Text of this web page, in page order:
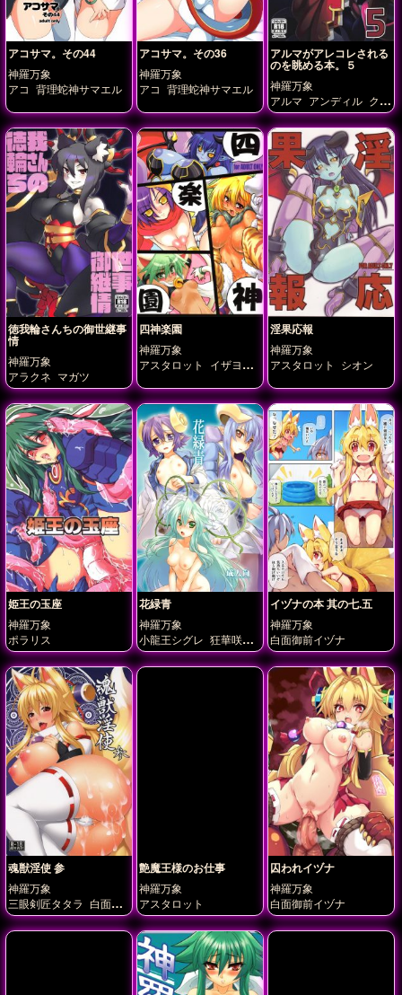
アコサマ。その44
神羅万象
アコ 背理蛇神サマエル
アコサマ。その36
神羅万象
アコ 背理蛇神サマエル
アルマがアレコレされる
のを眺める本。５
神羅万象
アルマ アンディル クラ
ウディア
徳我輪さんちの御世継事
情
神羅万象
アラクネ マガツ
四神楽園
神羅万象
アスタロット
イザヨイ
淫果応報
神羅万象
アスタロット
シオン
姫王の玉座
神羅万象
ポラリス
花緑青
神羅万象
小龍王シグレ 狂華咲乱
花媛香具耶 荊姫シヅカ
イヅナの本 其の七.五
神羅万象
白面御前イヅナ
魂獣淫使 参
神羅万象
三眼剣匠タタラ 白面金
剛九尾イヅナ
艶魔王様のお仕事
神羅万象
アスタロット
囚われイヅナ
神羅万象
白面御前イヅナ